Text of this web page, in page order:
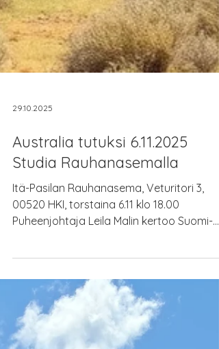
29.10.2025
Australia tutuksi 6.11.2025
Studia Rauhanasemalla
Itä-Pasilan Rauhanasema, Veturitori 3,
Puheenjohtaja Leila Malin kertoo Suomi-
Australia -yhdistysseuratoiminnan
vaiheista 1984-2025 ja Australian
asiantuntija Mari Vartola kertoo kuvin ja
sanoin Australiasta tänään. Maksuton
tilaisuus - TERVETULOA!